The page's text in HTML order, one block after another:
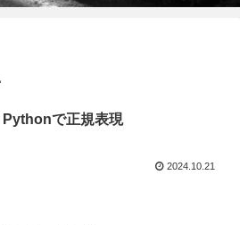
Pythonで正規表現
2024.10.21